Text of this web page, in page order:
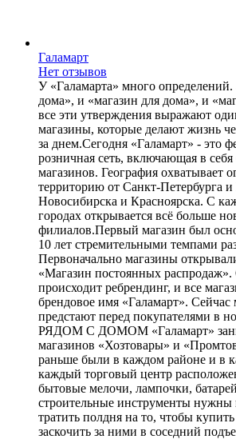
Галамарт
Нет отзывов
У «Галамарта» много
дома», и «магазин для дома», и
все эти утверждения выражают
магазины, которые делают жизнь
за днем.Сегодня «Галамарт» - это
розничная сеть, включающая в себя
магазинов. География охватывает
территорию от Санкт-Петербурга
Новосибирска и Красноярска. С
городах открывается всё больше
филиалов.Первый магазин был
10 лет стремительными темпами
Первоначально магазины
«Магазин постоянных распродаж».
происходит ребрендинг, и все
брендовое имя «Галамарт». Сейчас
предстают перед покупателями в
РЯДОМ С ДОМОМ «Галамарт»
магазинов «Хозтовары» и
раньше были в каждом районе и в
каждый торговый центр
бытовые мелочи, лампочки,
строительные инструменты нужны
тратить полдня на то, чтобы
заскочить за ними в соседний